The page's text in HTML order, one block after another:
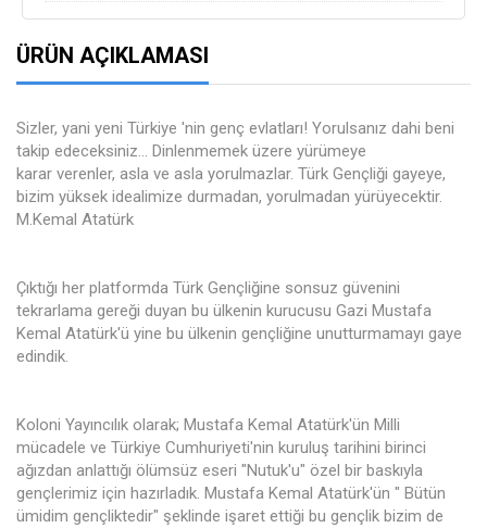
ÜRÜN AÇIKLAMASI
Sizler, yani yeni Türkiye 'nin genç evlatları! Yorulsanız dahi beni
takip edeceksiniz... Dinlenmemek üzere yürümeye
karar verenler, asla ve asla yorulmazlar. Türk Gençliği gayeye,
bizim yüksek idealimize durmadan, yorulmadan yürüyecektir.
M.Kemal Atatürk
Çıktığı her platformda Türk Gençliğine sonsuz güvenini
tekrarlama gereği duyan bu ülkenin kurucusu Gazi Mustafa
Kemal Atatürk'ü yine bu ülkenin gençliğine unutturmamayı gaye
edindik.
Koloni Yayıncılık olarak; Mustafa Kemal Atatürk'ün Milli
mücadele ve Türkiye Cumhuriyeti'nin kuruluş tarihini birinci
ağızdan anlattığı ölümsüz eseri "Nutuk'u" özel bir baskıyla
gençlerimiz için hazırladık. Mustafa Kemal Atatürk'ün " Bütün
ümidim gençliktedir" şeklinde işaret ettiği bu gençlik bizim de